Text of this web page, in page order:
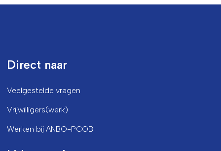
Direct naar
Veelgestelde vragen
Vrijwilligers(werk)
Werken bij ANBO-PCOB